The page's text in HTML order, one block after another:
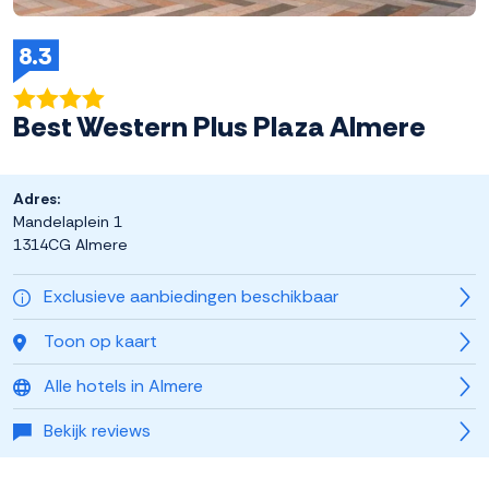
8.3
Best Western Plus Plaza Almere
Exclusieve aanbiedingen beschikbaar
Toon op kaart
Alle hotels in Almere
Bekijk reviews
Adres:
Mandelaplein 1
1314CG Almere